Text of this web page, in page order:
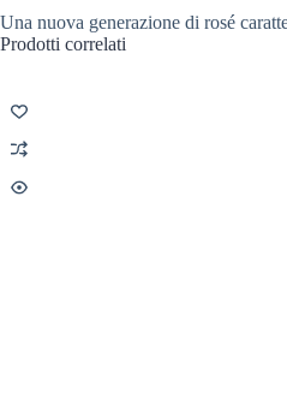
Una nuova generazione di rosé
Prodotti correlati